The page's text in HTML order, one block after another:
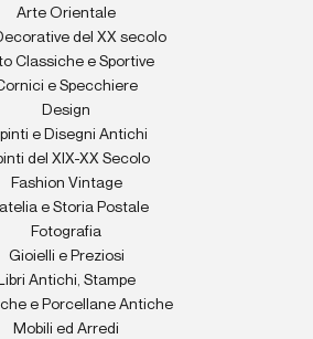
Arte Orientale
del XX secolo
Classiche e Sportive
e Specchiere
Design
e Disegni Antichi
del XIX-XX Secolo
Fashion Vintage
e Storia Postale
Fotografia
Gioielli e Preziosi
Libri Antichi, Stampe
e Porcellane Antiche
Mobili ed Arredi